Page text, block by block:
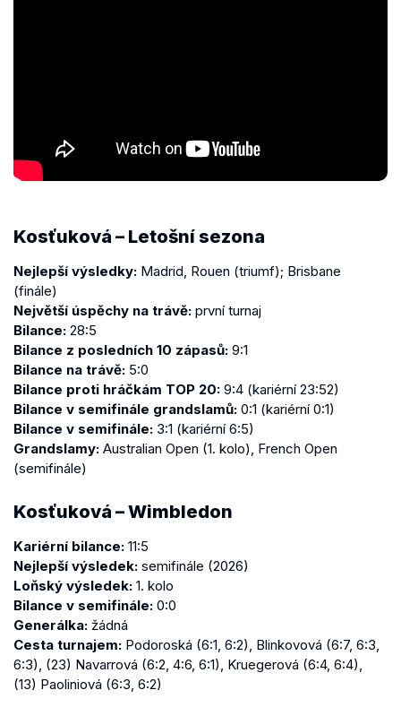
Kosťuková – Letošní sezona
Nejlepší výsledky: Madrid, Rouen (triumf); Brisbane
(finále)
Největší úspěchy na trávě: první turnaj
Bilance: 28:5
Bilance z posledních 10 zápasů: 9:1
Bilance na trávě: 5:0
Bilance proti hráčkám TOP 20: 9:4 (kariérní 23:52)
Bilance v semifinále grandslamů: 0:1 (kariérní 0:1)
Bilance v semifinále: 3:1 (kariérní 6:5)
Grandslamy: Australian Open (1. kolo), French Open
(semifinále)
Kosťuková – Wimbledon
Kariérní bilance: 11:5
Nejlepší výsledek: semifinále (2026)
Loňský výsledek: 1. kolo
Bilance v semifinále: 0:0
Generálka: žádná
Cesta turnajem: Podoroská (6:1, 6:2), Blinkovová (6:7, 6:3,
6:3), (23) Navarrová (6:2, 4:6, 6:1), Kruegerová (6:4, 6:4),
(13) Paoliniová (6:3, 6:2)